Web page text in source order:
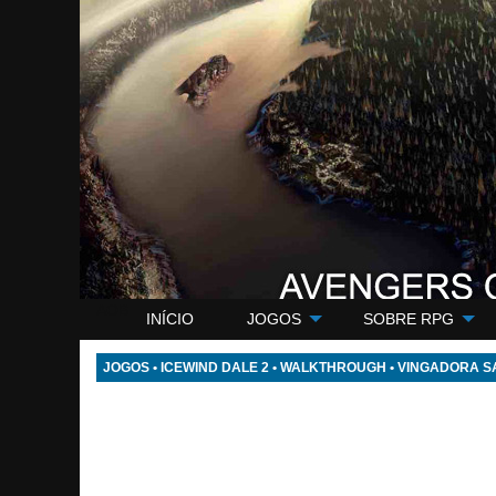
INÍCIO JOGOS SOBRE RPG
JOGOS • ICEWIND DALE 2 • WALKTHROUGH • VINGADORA